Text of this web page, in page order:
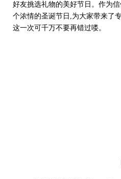
好友挑选礼物的美好节日。作为
个浓情的圣诞节日,为大家带来了
这一次可千万不要再错过喽。